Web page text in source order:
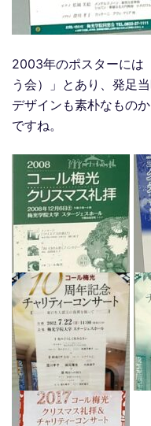
2003年のポスターには
う会）」とあり、発足
デザインも素朴なもの
ですね。